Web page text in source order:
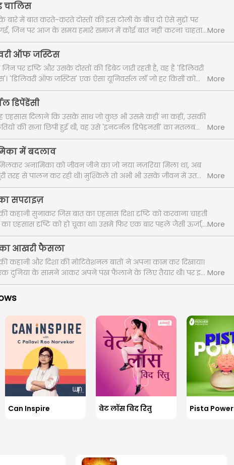
चालिस
बारे में बात करते-करते दोस्तों की इस टोली के बीच दो ऐसे मुद्दों पर
जिन पर आज के समय हमारे समाज में कोई बात नहीं करना चाहता।
डिबेट हुई 'पोइज़ंड चालिस' के बारे में। ऑथर विलियम शेक्सपियर
गए इस शब्द का अर्थ है 'मीठा ज़हर'। आइये सुनते हैं 'पोइज़ंड चालिस' के
की क्या राय है।
More
ऑफ जस्टिस
पर दृष्टि और उसके दोस्तों की डिबेट जारी रहती है, वह है 'डिलिवरी
ऑफ जस्टिस' एक ऐसा यूनिवर्सल लॉ जो हर किसी को
कोई इसका पालन नहीं करता। आइये सुनते हैं कि दृष्टि इसके बारे
है?
More
डिपेंडेंसी
एहसास दिलाने कि उसके साथ जो कुछ भी उसमे कहीं ना कहीं, उसकी
की सज़ा छिपी हुई थी, वह उसे 'इनटर्नल डिपेड़नसी' का मतलब
कहती है कि दृष्टि का दर्द उस एक्सीडेंट से कहीं ज़्यादा दृष्टि के मन में
चीज़ों से बढ़ रहा है।
More
में बदलाव
अनामिका को जीवन जीने का जो नया नज़रिया मिला था, अब
तरह से पालन कर रही थी। मुश्किलें तो अभी भी उसके जीवन में उतनी
अब उनसे डील करने का उसका तरीका बदल चुका था, बेहतर हो चूका
अब वह हर परिस्थिति में खुश रहना सीख गई थी।
More
का सपराइज़
कहानी सुनाकर जिस बात का एहसास दिशा दृष्टि को करवाना चाहती
का एहसास दृष्टि को हो चूका था। उसमे फिर एक बार पहले जैसी ऊर्जा,
और उमंग आ चुकी थी।
More
का आखरी फैसला
कहानी और दिशा की मोटिवेशनल बातों ने अपना काम कर दिखाया।
दुनिया के सामने आकर अपने पंख फैलाने के लिए तैयार थी। पर इस
रूप में, एक अलग कारण के लिए। क्या है वो कारण, जानने के लिए
का आखरी एपिसोड।
More
Can Inspire वेट लॉस विद रितु Pista Power